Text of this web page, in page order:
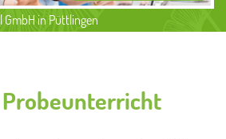
GmbH in Püttlingen